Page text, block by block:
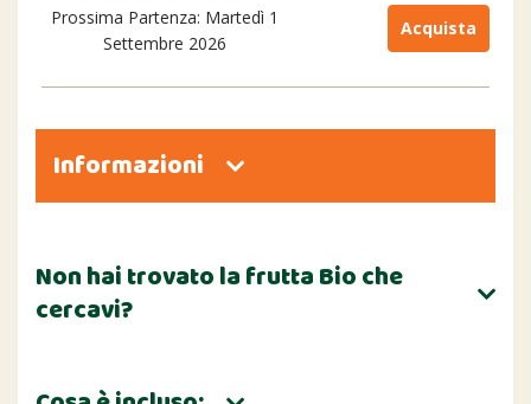
Informazioni
Non hai trovato la frutta Bio che
cercavi?
Prossima Partenza: Martedì 1
Settembre 2026
Acquista